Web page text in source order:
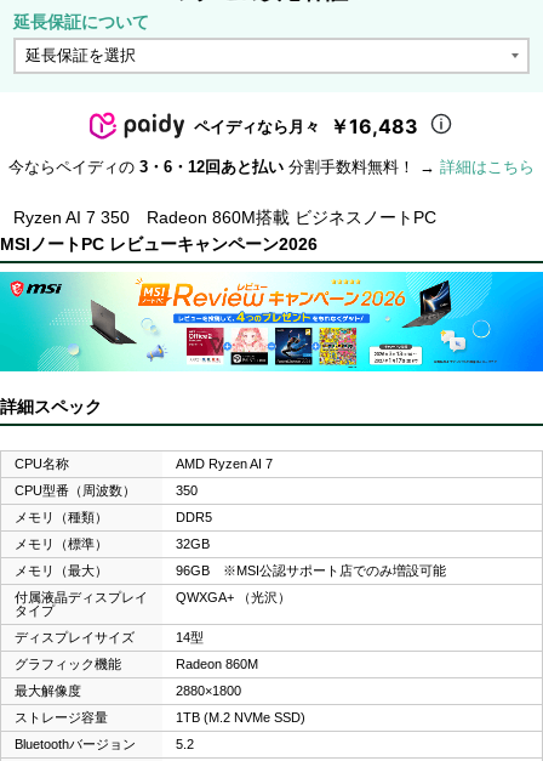
延長保証について
ペイディなら月々 ￥16,483
今ならペイディの 3・6・12回あと払い 分割手数料無料！ → 詳細はこちら
Ryzen AI 7 350 Radeon 860M搭載 ビジネスノートPC
MSIノートPC レビューキャンペーン2026
詳細スペック
CPU名称
AMD Ryzen AI 7
CPU型番（周波数）
350
メモリ（種類）
DDR5
メモリ（標準）
32GB
メモリ（最大）
96GB ※MSI公認サポート店でのみ増設可能
付属液晶ディスプレイ
タイプ
QWXGA+ （光沢）
ディスプレイサイズ
14型
グラフィック機能
Radeon 860M
最大解像度
2880×1800
ストレージ容量
1TB (M.2 NVMe SSD)
Bluetoothバージョン
5.2